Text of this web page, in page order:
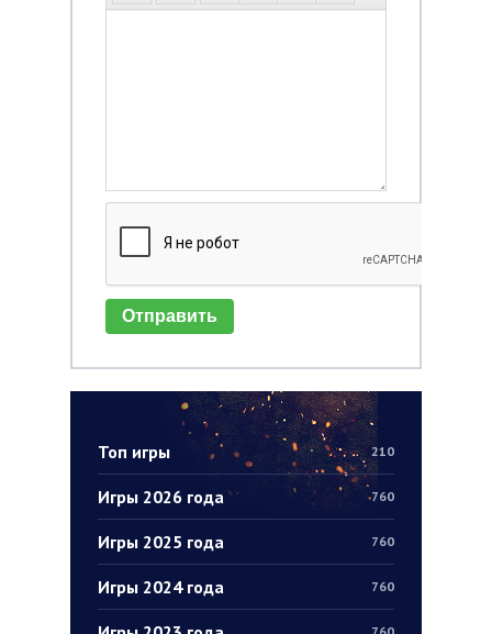
Топ игры 210
Игры 2026 года 760
Игры 2025 года 760
Игры 2024 года 760
Отправить